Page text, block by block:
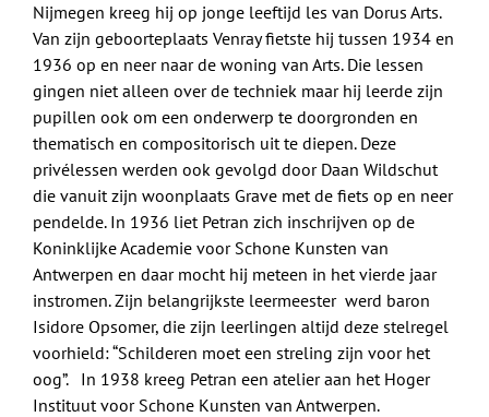
Nijmegen kreeg hij op jonge leeftijd les van Dorus Arts.
Van zijn geboorteplaats Venray fietste hij tussen 1934 en
1936 op en neer naar de woning van Arts. Die lessen
gingen niet alleen over de techniek maar hij leerde zijn
pupillen ook om een onderwerp te doorgronden en
thematisch en compositorisch uit te diepen. Deze
privélessen werden ook gevolgd door Daan Wildschut
die vanuit zijn woonplaats Grave met de fiets op en neer
pendelde. In 1936 liet Petran zich inschrijven op de
Koninklijke Academie voor Schone Kunsten van
Antwerpen en daar mocht hij meteen in het vierde jaar
instromen. Zijn belangrijkste leermeester werd baron
Isidore Opsomer, die zijn leerlingen altijd deze stelregel
voorhield: “Schilderen moet een streling zijn voor het
oog”. In 1938 kreeg Petran een atelier aan het Hoger
Instituut voor Schone Kunsten van Antwerpen.